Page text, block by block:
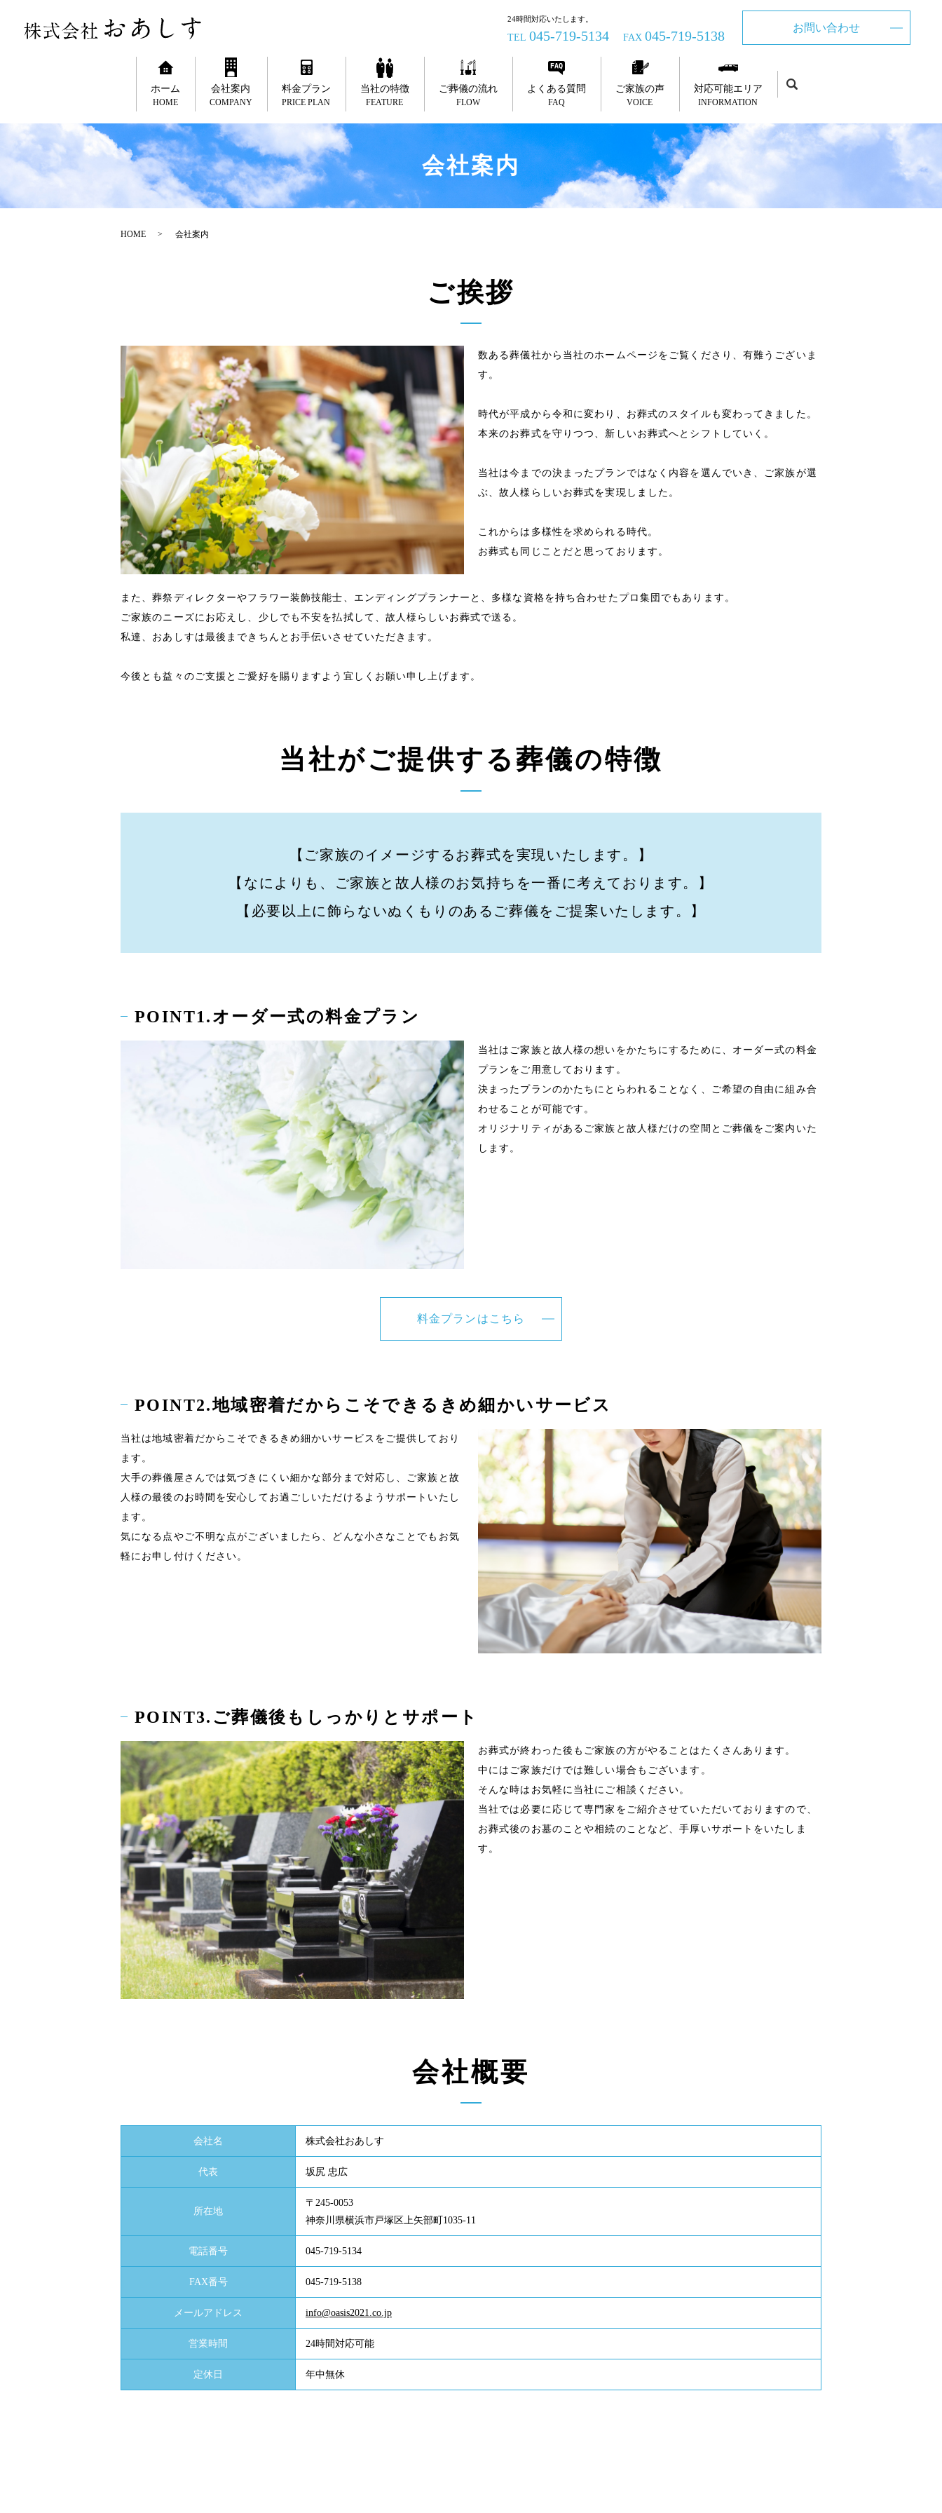
24時間対応いたします。
TEL 045-719-5134 FAX 045-719-5138
お問い合わせ
ホーム
HOME
会社案内
COMPANY
料金プラン
PRICE PLAN
当社の特徴
FEATURE
ご葬儀の流れ
FLOW
よくある質問
FAQ
ご家族の声
VOICE
対応可能エリア
INFORMATION
会社案内
HOME 会社案内
ご挨拶
数ある葬儀社から当社のホームページをご覧くださり、有難うございま
す。
時代が平成から令和に変わり、お葬式のスタイルも変わってきました。
本来のお葬式を守りつつ、新しいお葬式へとシフトしていく。
当社は今までの決まったプランではなく内容を選んでいき、ご家族が選
ぶ、故人様らしいお葬式を実現しました。
これからは多様性を求められる時代。
お葬式も同じことだと思っております。
また、葬祭ディレクターやフラワー装飾技能士、エンディングプランナーと、多様な資格を持ち合わせたプロ集団でもあります。
ご家族のニーズにお応えし、少しでも不安を払拭して、故人様らしいお葬式で送る。
私達、おあしすは最後まできちんとお手伝いさせていただきます。
今後とも益々のご支援とご愛好を賜りますよう宜しくお願い申し上げます。
当社がご提供する葬儀の特徴
【ご家族のイメージするお葬式を実現いたします。】
【なによりも、ご家族と故人様のお気持ちを一番に考えております。】
【必要以上に飾らないぬくもりのあるご葬儀をご提案いたします。】
POINT1.オーダー式の料金プラン
当社はご家族と故人様の想いをかたちにするために、オーダー式の料金
プランをご用意しております。
決まったプランのかたちにとらわれることなく、ご希望の自由に組み合
わせることが可能です。
オリジナリティがあるご家族と故人様だけの空間とご葬儀をご案内いた
します。
料金プランはこちら
POINT2.地域密着だからこそできるきめ細かいサービス
当社は地域密着だからこそできるきめ細かいサービスをご提供しており
ます。
大手の葬儀屋さんでは気づきにくい細かな部分まで対応し、ご家族と故
人様の最後のお時間を安心してお過ごしいただけるようサポートいたし
ます。
気になる点やご不明な点がございましたら、どんな小さなことでもお気
軽にお申し付けください。
POINT3.ご葬儀後もしっかりとサポート
お葬式が終わった後もご家族の方がやることはたくさんあります。
中にはご家族だけでは難しい場合もございます。
そんな時はお気軽に当社にご相談ください。
当社では必要に応じて専門家をご紹介させていただいておりますので、
お葬式後のお墓のことや相続のことなど、手厚いサポートをいたしま
す。
会社概要
会社名 株式会社おあしす
代表 坂尻 忠広
所在地
〒245-0053
神奈川県横浜市戸塚区上矢部町1035-11
電話番号 045-719-5134
FAX番号 045-719-5138
メールアドレス info@oasis2021.co.jp
営業時間 24時間対応可能
定休日 年中無休